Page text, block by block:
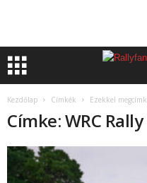
Kezdőlap Címkék Ezekkel
Címke: WRC